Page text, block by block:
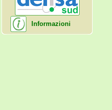
Informazioni